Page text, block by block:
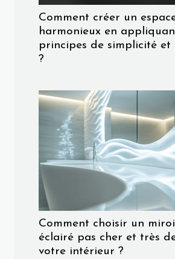
Comment créer un
harmonieux en
principes de simplicité
?
Comment choisir un
éclairé pas cher et très
votre intérieur ?